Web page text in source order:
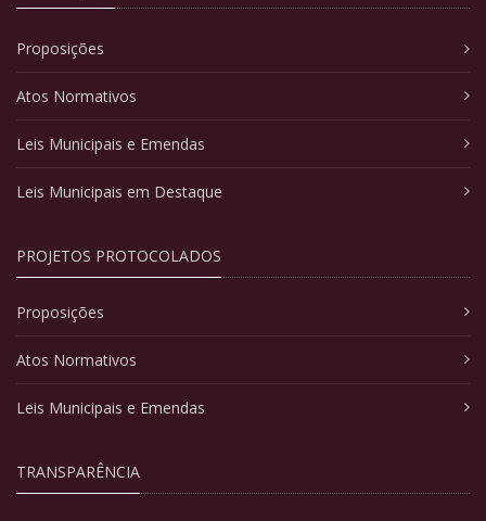
Proposições
Atos Normativos
Leis Municipais e Emendas
Leis Municipais em Destaque
PROJETOS PROTOCOLADOS
Proposições
Atos Normativos
Leis Municipais e Emendas
TRANSPARÊNCIA